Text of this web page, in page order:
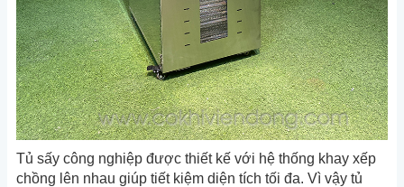
Tủ sấy công nghiệp được thiết kế với hệ thống khay xếp
chồng lên nhau giúp tiết kiệm diện tích tối đa. Vì vậy tủ